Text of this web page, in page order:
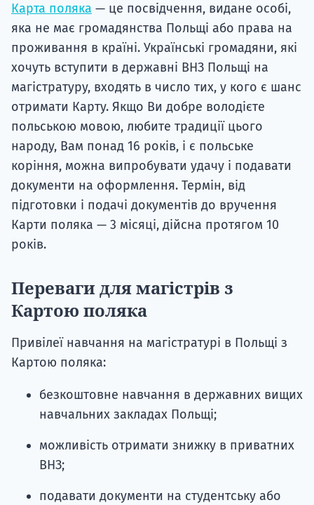
Карта поляка — це посвідчення, видане особі,
яка не має громадянства Польщі або права на
проживання в країні. Українські громадяни, які
хочуть вступити в державні ВНЗ Польщі на
магістратуру, входять в число тих, у кого є шанс
отримати Карту. Якщо Ви добре володієте
польською мовою, любите традиції цього
народу, Вам понад 16 років, і є польське
коріння, можна випробувати удачу і подавати
документи на оформлення. Термін, від
підготовки і подачі документів до вручення
Карти поляка — 3 місяці, дійсна протягом 10
років.
Переваги для магістрів з
Картою поляка
Привілеї навчання на магістратурі в Польщі з
Картою поляка:
безкоштовне навчання в державних вищих
навчальних закладах Польщі;
можливість отримати знижку в приватних
ВНЗ;
подавати документи на студентську або